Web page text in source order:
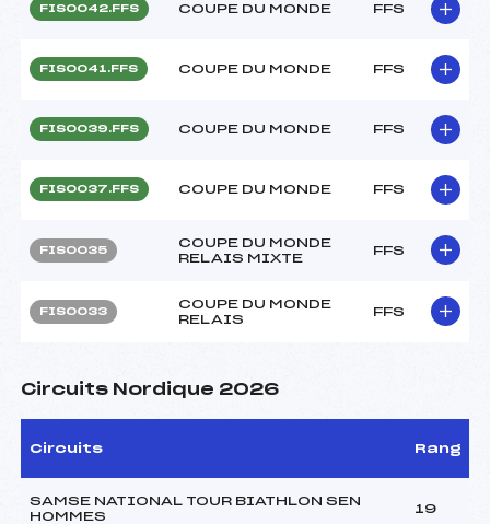
FIS0042.FFS COUPE DU MONDE FFS
FIS0041.FFS COUPE DU MONDE FFS
FIS0039.FFS COUPE DU MONDE FFS
FIS0037.FFS COUPE DU MONDE FFS
FIS0035
COUPE DU MONDE
RELAIS MIXTE
FFS
FIS0033
COUPE DU MONDE
RELAIS
FFS
Circuits Nordique 2026
Circuits Rang
SAMSE NATIONAL TOUR BIATHLON SEN
HOMMES
19